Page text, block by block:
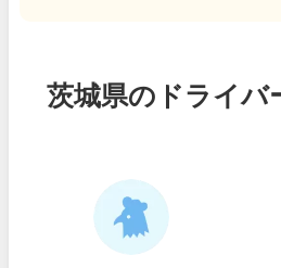
茨城県のドライバ